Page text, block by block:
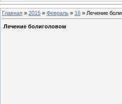
Главная » 2015 » Февраль » 16 » Лечение
Лечение болиголовом